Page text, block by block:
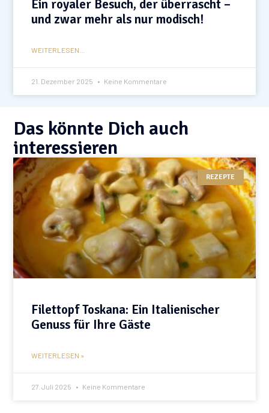
Ein royaler Besuch, der überrascht –
und zwar mehr als nur modisch!
WEITERLESEN...
21. Dezember 2025 Keine Kommentare
Das könnte Dich auch
interessieren
REZEPTE
Filettopf Toskana: Ein Italienischer
Genuss für Ihre Gäste
WEITERLESEN »
27. Juli 2025 Keine Kommentare